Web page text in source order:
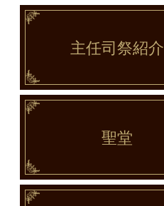
主任司祭紹介
聖堂